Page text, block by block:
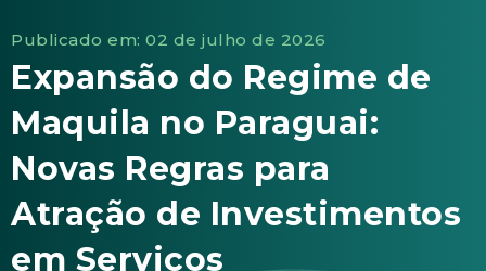
Publicado em: 02 de julho de 2026
Expansão do Regime de
Maquila no Paraguai:
Novas Regras para
Atração de Investimentos
em Serviços